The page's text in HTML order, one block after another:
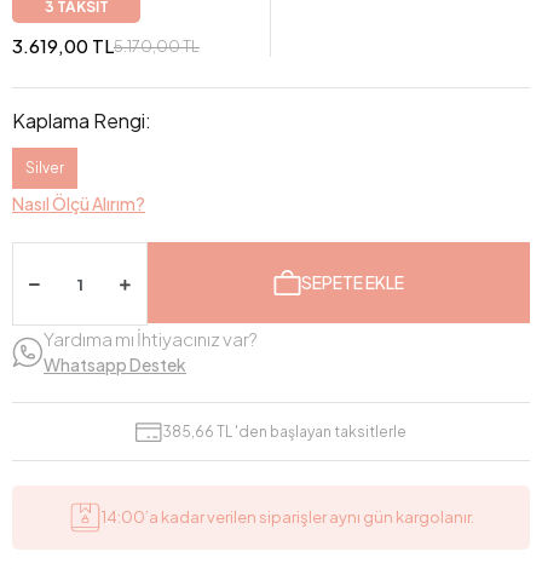
3 TAKSİT
3.619,00 TL5.170,00 TL
Kaplama Rengi:
Silver
Nasıl Ölçü Alırım?
SEPETE EKLE
Yardıma mı İhtiyacınız var?
Whatsapp Destek
385,66 TL 'den başlayan taksitlerle
14:00’a kadar verilen siparişler aynı gün kargolanır.